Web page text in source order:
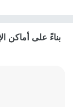
بناءً على أماكن